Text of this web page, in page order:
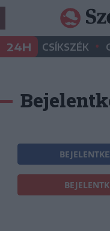
24H CSÍKSZÉK •